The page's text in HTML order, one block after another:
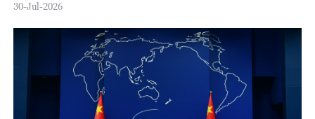
30-Jul-2026